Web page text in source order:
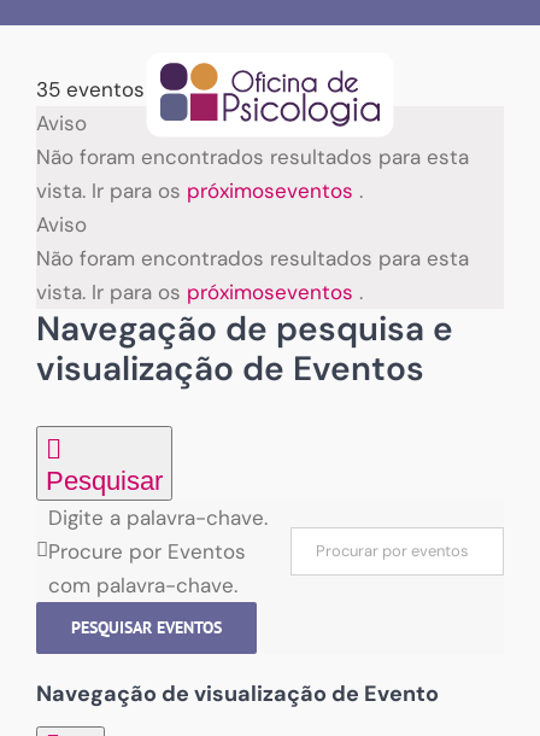
content35 eventos encontrados.
Eventos
Aviso
Não foram encontrados resultados para esta
vista. Ir para os próximoseventos .
Aviso
Não foram encontrados resultados para esta
vista. Ir para os próximoseventos .
Navegação de pesquisa e
visualização de Eventos
Pesquisar
Digite a palavra-chave.
Procure por Eventos
com palavra-chave.
PESQUISAR EVENTOS
Navegação de visualização de Evento